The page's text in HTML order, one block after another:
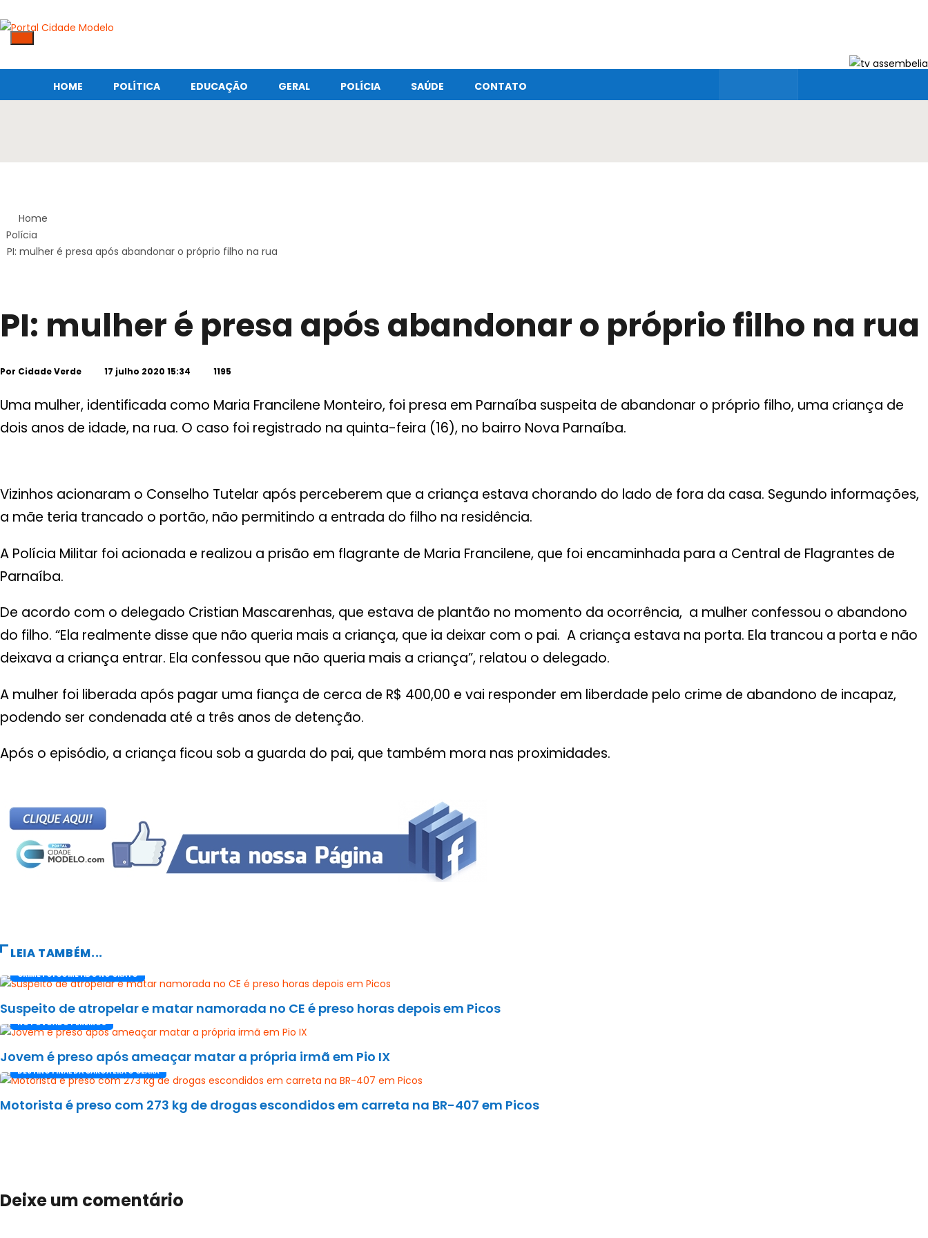
HOME POLÍTICA EDUCAÇÃO GERAL POLÍCIA SAÚDE CONTATO
Home
Polícia
PI: mulher é presa após abandonar o próprio filho na rua
PI: mulher é presa após abandonar o próprio filho na rua
Por Cidade Verde 17 julho 2020 15:34 1195
Uma mulher, identificada como Maria Francilene Monteiro, foi presa em Parnaíba suspeita de abandonar o próprio filho, uma criança de
dois anos de idade, na rua. O caso foi registrado na quinta-feira (16), no bairro Nova Parnaíba.
Vizinhos acionaram o Conselho Tutelar após perceberem que a criança estava chorando do lado de fora da casa. Segundo informações,
a mãe teria trancado o portão, não permitindo a entrada do filho na residência.
A Polícia Militar foi acionada e realizou a prisão em flagrante de Maria Francilene, que foi encaminhada para a Central de Flagrantes de
Parnaíba.
De acordo com o delegado Cristian Mascarenhas, que estava de plantão no momento da ocorrência, a mulher confessou o abandono
do filho. “Ela realmente disse que não queria mais a criança, que ia deixar com o pai. A criança estava na porta. Ela trancou a porta e não
deixava a criança entrar. Ela confessou que não queria mais a criança”, relatou o delegado.
A mulher foi liberada após pagar uma fiança de cerca de R$ 400,00 e vai responder em liberdade pelo crime de abandono de incapaz,
podendo ser condenada até a três anos de detenção.
Após o episódio, a criança ficou sob a guarda do pai, que também mora nas proximidades.
LEIA TAMBÉM...
CRIME FOI COMETIDO NO CRATO
Suspeito de atropelar e matar namorada no CE é preso horas depois em Picos
NO POVOADO PEREIROS
Jovem é preso após ameaçar matar a própria irmã em Pio IX
DESTINO FINAL DA CARGA ERA O CEARÁ
Motorista é preso com 273 kg de drogas escondidos em carreta na BR-407 em Picos
Deixe um comentário